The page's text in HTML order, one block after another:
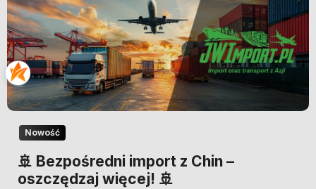
Nowość
🚢 Bezpośredni import z Chin –
oszczędzaj więcej! 🚢